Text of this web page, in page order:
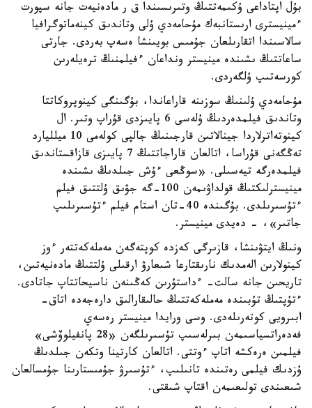
بۇل اپتاداعى ۇكىمەتتىڭ وتىرىسىندا ق ر مادەنيەت جانە سپورت
ءمينيسترى ارىستانبەك مۇحامەدي ۇلى وتاندىق كينەماتوگرافيا
سالاسىندا اتقارىلعان جۇمىس بويىنشا ەسەپ بەردى. جارتى
ساعاتتىڭ ىشىندە مينيستر ونداعان ءفيلمنىڭ ترەيلەرىن
كورسەتىپ ۇلگەردى.
مۇحامەدي ۇلىنىڭ سوزىنە قاراعاندا، بۇگىنگى كينوپروكاتتا
وتاندىق فيلمدەردىڭ ۇلەسى 6 پايىزدى قۇراپ وتىر. ال
كينوتەاترلاردا جينالاتىن قارجىنىڭ جالپى كولەمى 10 ميلليارد
تەڭگەنى قۇراسا، اتالعان قاراجاتتىڭ 7 پايىزى قازاقستاندىق
فيلمدەرگە تيەسىلى. «سوڭعى ءۇش جىلدىڭ ىشىندە
مينيسترلىكتىڭ قولداۋىمەن 100-گە جۋىق ۇلتتىق فيلم
ءتۇسىرىلدى. بۇگىندە 40-تان استام فيلم ءتۇسىرىلىپ
جاتىر»، - دەيدى مينيستر.
ونىڭ ايتۋىنشا، قازىرگى كەزدە كوپتەگەن مەملەكەتتەر ءوز
كينولارىن الەمدىك نارىقتارعا شىعارۋ ارقىلى ۇلتتىڭ مادەنيەتىن،
تاريحىن جانە سالت- ءداستۇرىن كەڭىنەن ناسيحاتتاپ جاتادى.
ءتۇپتىڭ تۇبىندە مەملەكەتتىڭ حالىقارالىق دارەجەدە اتاق-
ابىرويى كوتەرىلەدى. وسى ورايدا مينيستر رەسەي
فەدەراتسياسىمەن بىرلەسىپ تۇسىرىلگەن «28 پانفيلوۆشى»
فيلمىن ەرەكشە اتاپ ءوتتى. اتالعان كارتينا وتكەن جىلدىڭ
ۇزدىك فيلمى رەتىندە تانىلىپ، ءتۇسىرۋ جۇمىستارىنا جۇمسالعان
شىعىندى تولىعىمەن اقتاپ شىقتى.